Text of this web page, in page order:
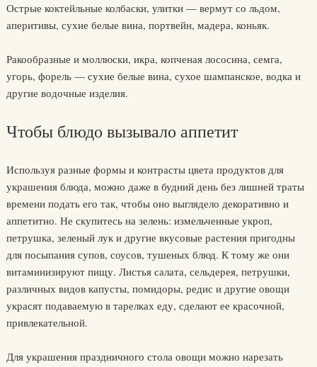
Острые коктейльные колбаски, улитки — вермут со льдом,
аперитивы, сухие белые вина, портвейн, мадера, коньяк.
Ракообразные и моллюски, икра, копченая лососина, семга,
угорь, форель — сухие белые вина, сухое шампанское, водка и
другие водочные изделия.
Чтобы блюдо вызывало аппетит
Используя разные формы и контрасты цвета продуктов для
украшения блюда, можно даже в будний день без лишней траты
времени подать его так, чтобы оно выглядело декоративно и
аппетитно. Не скупитесь на зелень: измельченные укроп,
петрушка, зеленый лук и другие вкусовые растения пригодны
для посыпания супов, соусов, тушеных блюд. К тому же они
витаминизируют пищу. Листья салата, сельдерея, петрушки,
различных видов капусты, помидоры, редис и другие овощи
украсят подаваемую в тарелках еду, сделают ее красочной,
привлекательной.
Для украшения праздничного стола овощи можно нарезать